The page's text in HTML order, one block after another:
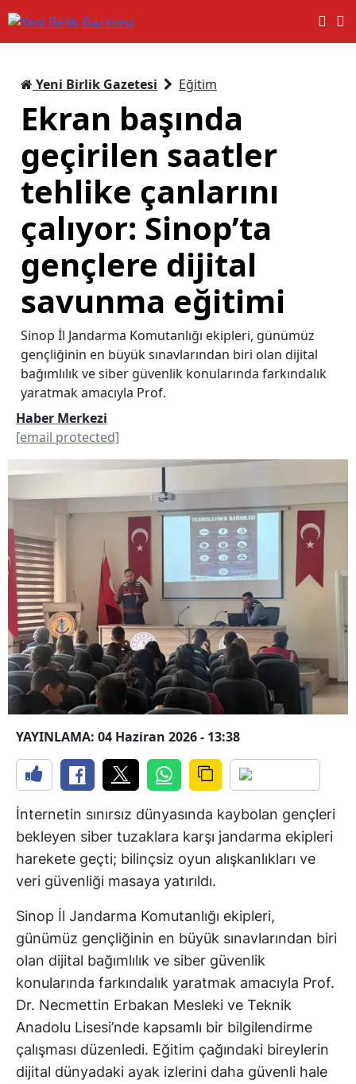
Yeni Birlik Gazetesi Eğitim
Ekran başında
geçirilen saatler
tehlike çanlarını
çalıyor: Sinop’ta
gençlere dijital
savunma eğitimi
Sinop İl Jandarma Komutanlığı ekipleri, günümüz
gençliğinin en büyük sınavlarından biri olan dijital
bağımlılık ve siber güvenlik konularında farkındalık
yaratmak amacıyla Prof.
Haber Merkezi
[email protected]
YAYINLAMA: 04 Haziran 2026 - 13:38
İnternetin sınırsız dünyasında kaybolan gençleri
bekleyen siber tuzaklara karşı jandarma ekipleri
harekete geçti; bilinçsiz oyun alışkanlıkları ve
veri güvenliği masaya yatırıldı.
Sinop İl Jandarma Komutanlığı ekipleri,
günümüz gençliğinin en büyük sınavlarından biri
olan dijital bağımlılık ve siber güvenlik
konularında farkındalık yaratmak amacıyla Prof.
Dr. Necmettin Erbakan Mesleki ve Teknik
Anadolu Lisesi’nde kapsamlı bir bilgilendirme
çalışması düzenledi. Eğitim çağındaki bireylerin
dijital dünyadaki ayak izlerini daha güvenli hale